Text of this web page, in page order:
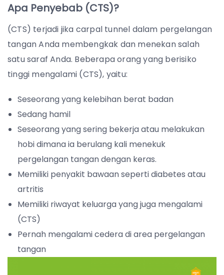
Apa Penyebab (CTS)?
(CTS) terjadi jika carpal tunnel dalam pergelangan
tangan Anda membengkak dan menekan salah
satu saraf Anda. Beberapa orang yang berisiko
tinggi mengalami (CTS), yaitu:
Seseorang yang kelebihan berat badan
Sedang hamil
Seseorang yang sering bekerja atau melakukan
hobi dimana ia berulang kali menekuk
pergelangan tangan dengan keras.
Memiliki penyakit bawaan seperti diabetes atau
artritis
Memiliki riwayat keluarga yang juga mengalami
(CTS)
Pernah mengalami cedera di area pergelangan
tangan